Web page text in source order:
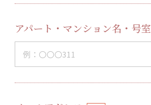
アパート・マンション名・号室